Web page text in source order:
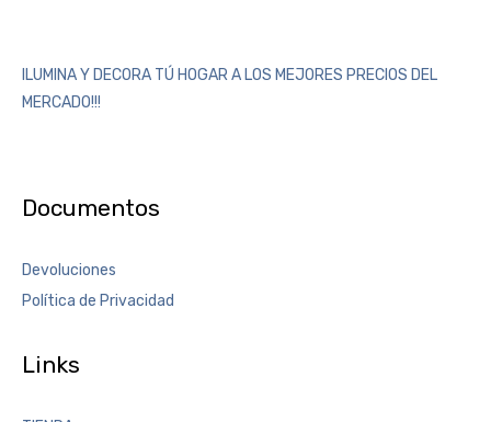
ILUMINA Y DECORA TÚ HOGAR A LOS MEJORES PRECIOS DEL
MERCADO!!!
Documentos
Devoluciones
Política de Privacidad
Links